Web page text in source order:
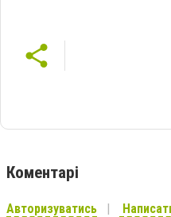
Коментарі
Авторизуватись